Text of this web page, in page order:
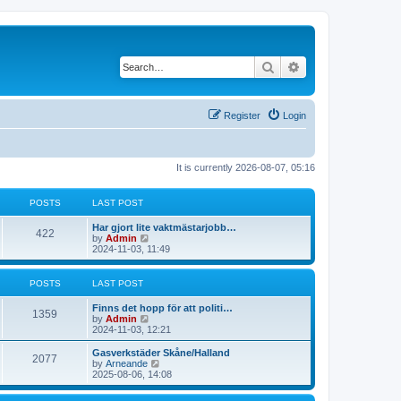
Search
Login
Register
It is currently 2026-08-07, 05:16
POSTS LAST POST
422P
s
L
a
s
t
p
o
Har gjort lite vaktmästarjobb…
by Admin
i
e
w
l
t
e
s
t
p
o
s
2024-11-03, 11:49
POSTS LAST POST
1359
t
L
a
s
t
p
o
s
Finns det hopp för att politi…
by Admin
i
e
w
t
h
l
2024-11-03, 12:21
2077
L
a
s
t
p
Gasverkstäder Skåne/Halland
by Arneande
i
e
w
2025-08-06, 14:08